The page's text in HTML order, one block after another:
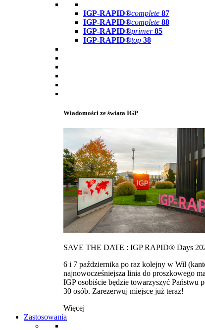
IGP-RAPID®complete 87
IGP-RAPID®complete 88
IGP-RAPID®primer 85
IGP-RAPID®top 38
Wiadomości ze świata IGP
SAVE THE DATE : IGP RAPID® Days
6 i 7 października po raz kolejny w Wil
najnowocześniejsza linia do proszkowego
IGP osobiście będzie towarzyszyć Państwu
30 osób. Zarezerwuj miejsce już teraz!
Więcej
Zastosowania